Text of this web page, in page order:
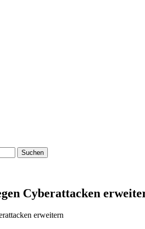
Suchen
Cyberattacken
erweitern